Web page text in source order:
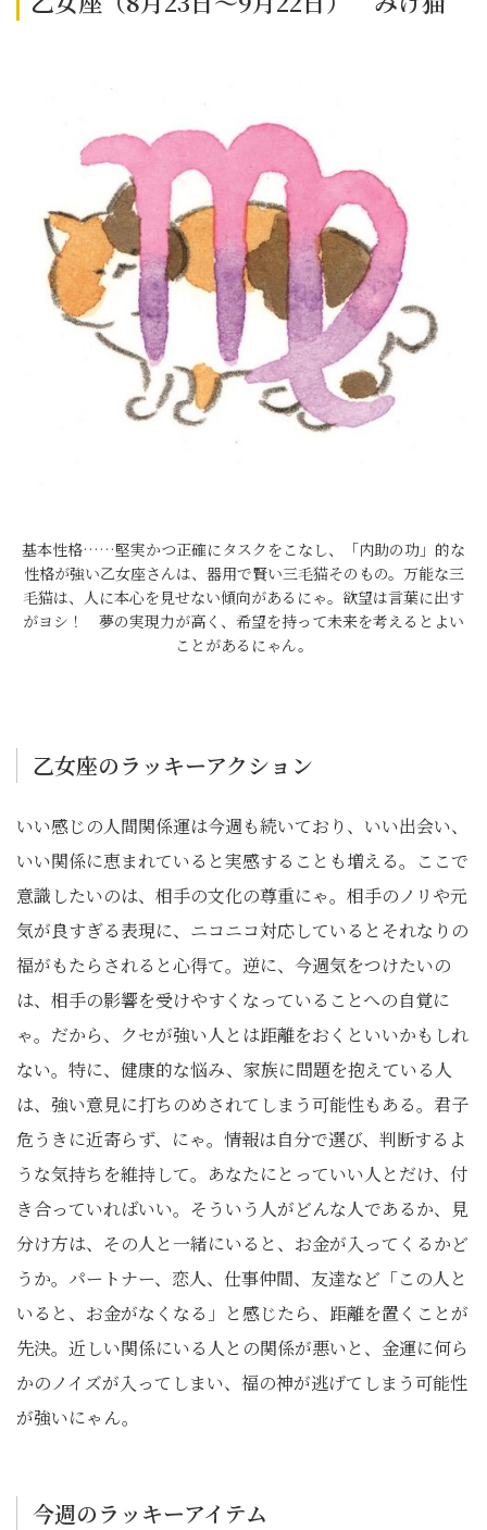
基本性格……堅実かつ正確にタスクをこなし、「内助の功」的な
性格が強い乙女座さんは、器用で賢い三毛猫そのもの。万能な三
毛猫は、人に本心を見せない傾向があるにゃ。欲望は言葉に出す
がヨシ！ 夢の実現力が高く、希望を持って未来を考えるとよい
ことがあるにゃん。
乙女座のラッキーアクション
いい感じの人間関係運は今週も続いており、いい出会い、
いい関係に恵まれていると実感することも増える。ここで
意識したいのは、相手の文化の尊重にゃ。相手のノリや元
気が良すぎる表現に、ニコニコ対応しているとそれなりの
福がもたらされると心得て。逆に、今週気をつけたいの
は、相手の影響を受けやすくなっていることへの自覚に
ゃ。だから、クセが強い人とは距離をおくといいかもしれ
ない。特に、健康的な悩み、家族に問題を抱えている人
は、強い意見に打ちのめされてしまう可能性もある。君子
危うきに近寄らず、にゃ。情報は自分で選び、判断するよ
うな気持ちを維持して。あなたにとっていい人とだけ、付
き合っていればいい。そういう人がどんな人であるか、見
分け方は、その人と一緒にいると、お金が入ってくるかど
うか。パートナー、恋人、仕事仲間、友達など「この人と
いると、お金がなくなる」と感じたら、距離を置くことが
先決。近しい関係にいる人との関係が悪いと、金運に何ら
かのノイズが入ってしまい、福の神が逃げてしまう可能性
が強いにゃん。
今週のラッキーアイテム